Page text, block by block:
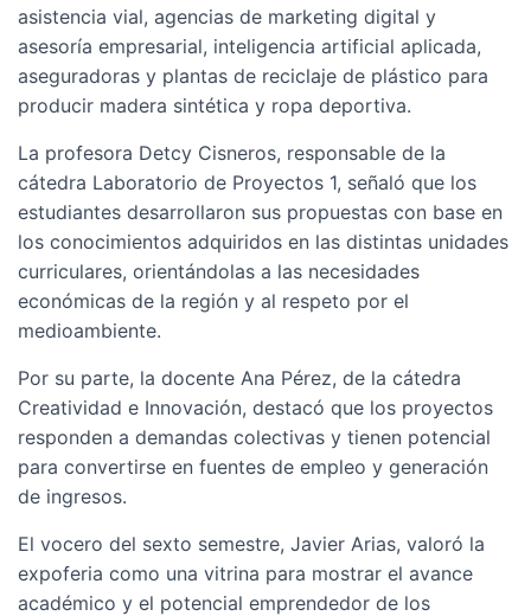
asistencia vial, agencias de marketing digital y
asesoría empresarial, inteligencia artificial aplicada,
aseguradoras y plantas de reciclaje de plástico para
producir madera sintética y ropa deportiva.
La profesora Detcy Cisneros, responsable de la
cátedra Laboratorio de Proyectos 1, señaló que los
estudiantes desarrollaron sus propuestas con base en
los conocimientos adquiridos en las distintas unidades
curriculares, orientándolas a las necesidades
económicas de la región y al respeto por el
medioambiente.
Por su parte, la docente Ana Pérez, de la cátedra
Creatividad e Innovación, destacó que los proyectos
responden a demandas colectivas y tienen potencial
para convertirse en fuentes de empleo y generación
de ingresos.
El vocero del sexto semestre, Javier Arias, valoró la
expoferia como una vitrina para mostrar el avance
académico y el potencial emprendedor de los